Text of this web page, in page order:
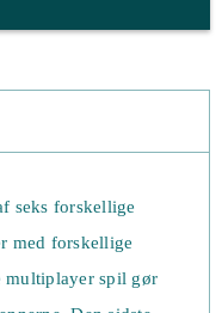
seks forskellige
med forskellige
multiplayer spil gør